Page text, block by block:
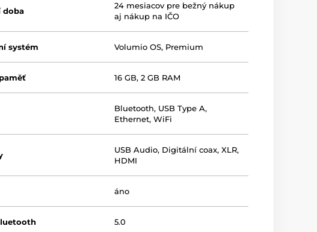
doba
24 mesiacov pre bežný nákup
aj nákup na IČO
systém Volumio OS, Premium
16 GB, 2 GB RAM
Bluetooth, USB Type A,
Ethernet,WiFi
USB Audio, Digitální coax,XLR,
HDMI
áno
5.0